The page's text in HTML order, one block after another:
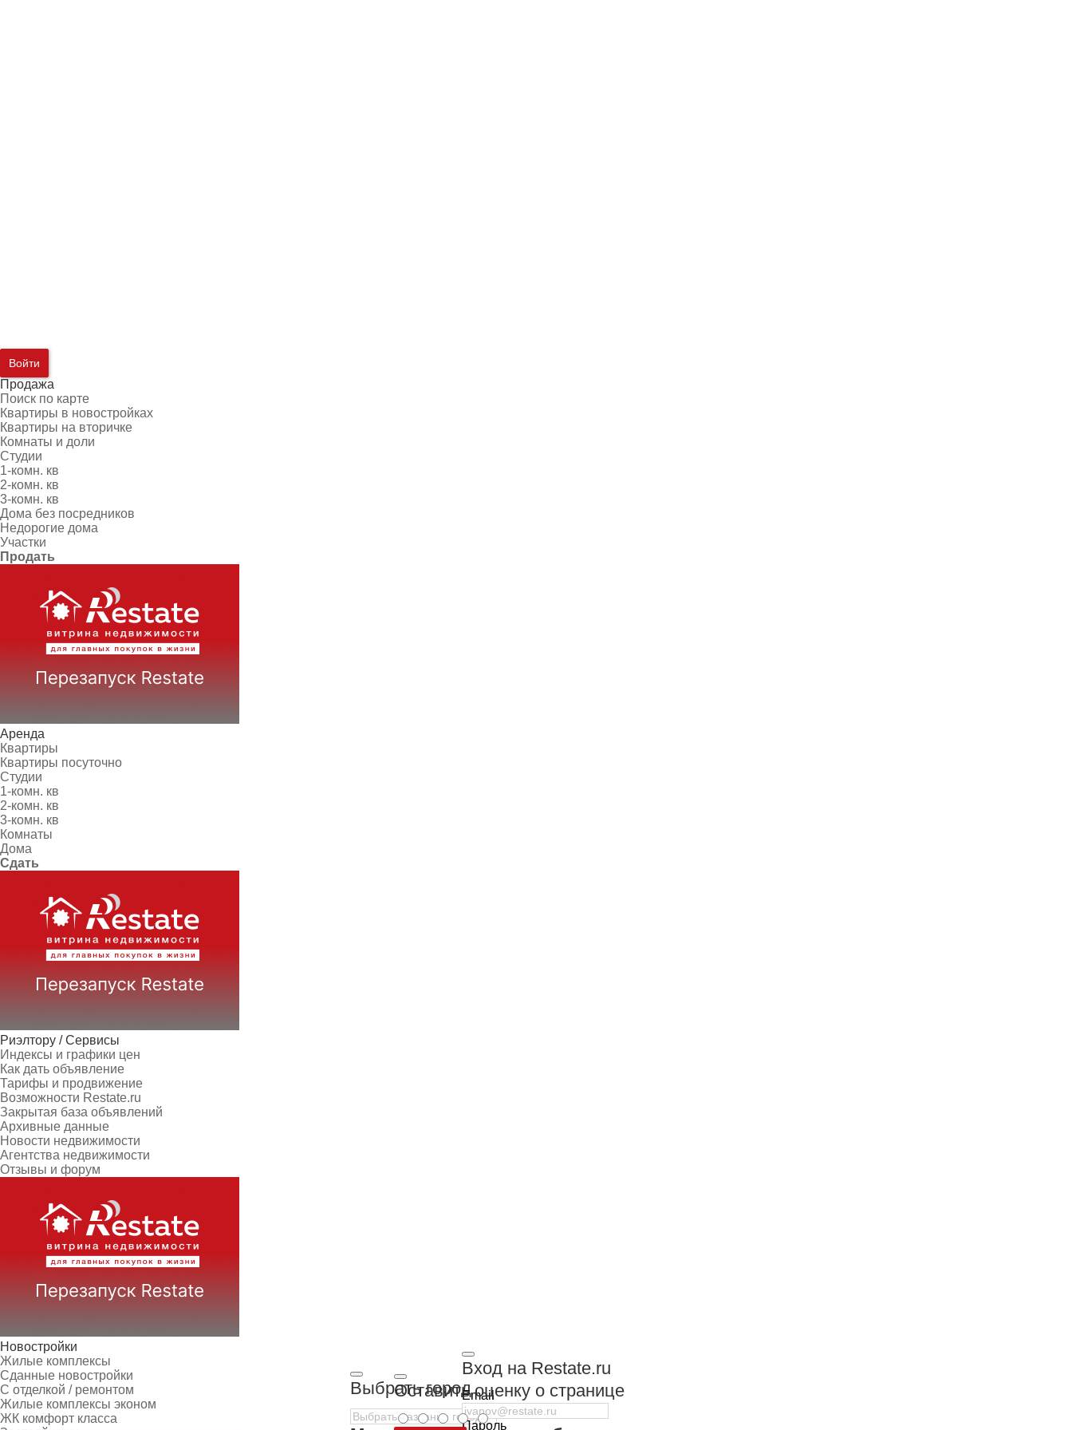
Войти
Продажа
Поиск по карте
Квартиры в новостройках
Квартиры на вторичке
Комнаты и доли
Студии
1-комн. кв
2-комн. кв
3-комн. кв
Дома без посредников
Недорогие дома
Участки
Продать
Аренда
Квартиры
Квартиры посуточно
Студии
1-комн. кв
2-комн. кв
3-комн. кв
Комнаты
Дома
Сдать
Риэлтору / Сервисы
Индексы и графики цен
Как дать объявление
Тарифы и продвижение
Возможности Restate.ru
Закрытая база объявлений
Архивные данные
Новости недвижимости
Агентства недвижимости
Отзывы и форум
Новостройки
Жилые комплексы
Сданные новостройки
С отделкой / ремонтом
Жилые комплексы эконом
ЖК комфорт класса
Выбрать город
Вход на Restate.ru
Email
Пароль
Оставить оценку о странице